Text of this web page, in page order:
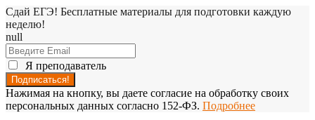
Сдай ЕГЭ! Бесплатные материалы для подготовки каждую
неделю!
null
Я преподаватель
Нажимая на кнопку, вы даете согласие на обработку своих
персональных данных согласно 152-ФЗ. Подробнее